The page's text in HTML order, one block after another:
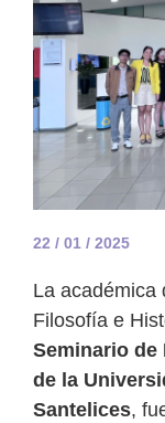
22 / 01 / 2025
La académica
Filosofía e
Seminario de
de la
Santelices,